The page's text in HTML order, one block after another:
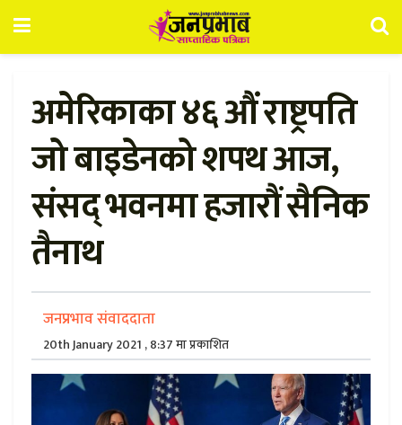
अमेरिकाका ४६ औं राष्ट्रपति
जो बाइडेनको शपथ आज,
संसद् भवनमा हजारौं सैनिक
तैनाथ
जनप्रभाव संवाददाता
20th January 2021 , 8:37 मा प्रकाशित